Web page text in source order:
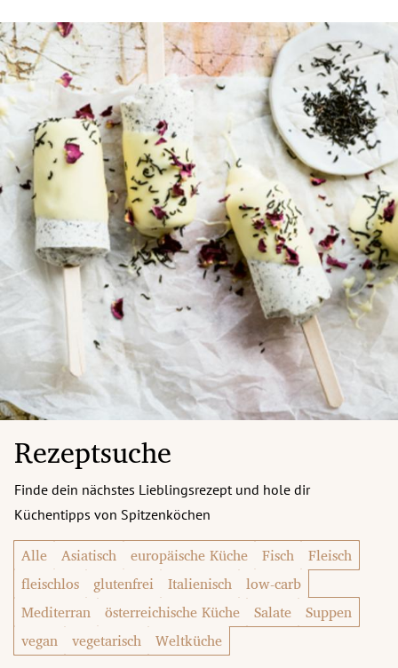
Rezeptsuche
Finde dein nächstes Lieblingsrezept und hole dir
Küchentipps von Spitzenköchen
Alle Asiatisch europäische Küche Fisch
Fleisch
fleischlos
glutenfrei Italienisch
low-carb
Mediterran
österreichische Küche Salate
Suppen
vegan
vegetarisch Weltküche